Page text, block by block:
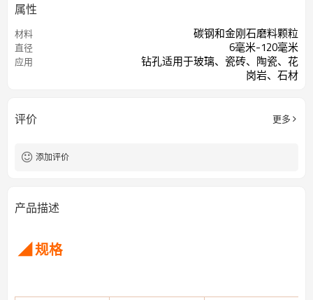
属性
材料 碳钢和金刚石磨料颗粒
直径 6毫米-120毫米
应用
钻孔适用于玻璃、瓷砖、陶瓷、花
岗岩、石材
评价 更多
添加评价
产品描述
◢ 规格